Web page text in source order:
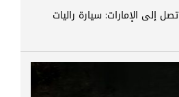
تويوتا GR Yaris 2026 تصل إلى الإمارات: سيارة راليات